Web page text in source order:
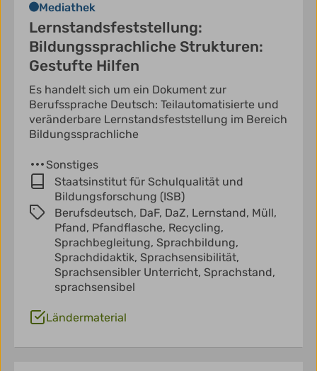
Mediathek
Lernstandsfeststellung:
Bildungssprachliche Strukturen:
Gestufte Hilfen
Es handelt sich um ein Dokument zur
Berufssprache Deutsch: Teilautomatisierte und
veränderbare Lernstandsfeststellung im Bereich
Bildungssprachliche
Sonstiges
Staatsinstitut für Schulqualität und
Bildungsforschung (ISB)
Berufsdeutsch, DaF, DaZ, Lernstand, Müll,
Pfand, Pfandflasche, Recycling,
Sprachbegleitung, Sprachbildung,
Sprachdidaktik, Sprachsensibilität,
Sprachsensibler Unterricht, Sprachstand,
sprachsensibel
Ländermaterial